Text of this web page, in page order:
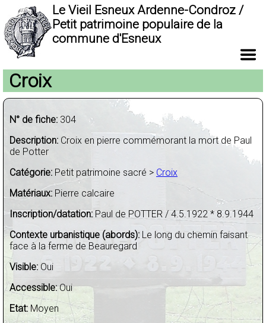
Le Vieil Esneux Ardenne-Condroz /
Petit patrimoine populaire de la
commune d'Esneux
Croix
N° de fiche: 304
Description: Croix en pierre commémorant la mort de Paul
de Potter
Catégorie: Petit patrimoine sacré > Croix
Matériaux: Pierre calcaire
Inscription/datation: Paul de POTTER / 4.5.1922 * 8.9.1944
Contexte urbanistique (abords): Le long du chemin faisant
face à la ferme de Beauregard
Visible: Oui
Accessible:Oui
Etat: Moyen